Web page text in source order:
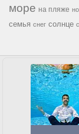
море на пляже
семья снег солнце